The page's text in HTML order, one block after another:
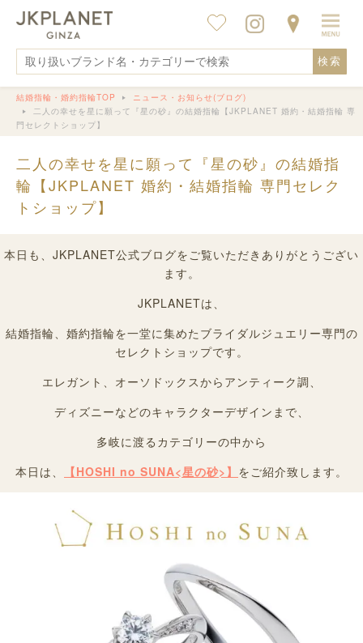
検索
結婚指輪・婚約指輪TOP
ニュース・お知らせ(ブログ)
二人の幸せを星に願って『星の砂』の結婚指輪【JKPLANET 婚約・結婚指輪 専
門セレクトショップ】
二人の幸せを星に願って『星の砂』の結婚指
輪【JKPLANET 婚約・結婚指輪 専門セレク
トショップ】
本日も、JKPLANET公式ブログをご覧いただきありがとうござい
ます。
JKPLANETは、
結婚指輪、婚約指輪を一堂に集めたブライダルジュエリー専門の
セレクトショップです。
エレガント、オーソドックスからアンティーク調、
ディズニーなどのキャラクターデザインまで、
多岐に渡るカテゴリーの中から
本日は、
【HOSHI no SUNA<星の砂>】 をご紹介致します。